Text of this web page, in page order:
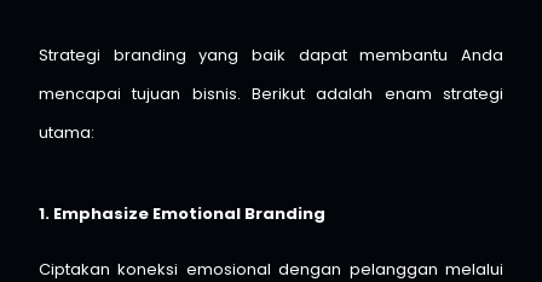
Strategi branding yang baik dapat membantu Anda
mencapai tujuan bisnis. Berikut adalah enam strategi
utama:
1. Emphasize Emotional Branding
Ciptakan koneksi emosional dengan pelanggan melalui